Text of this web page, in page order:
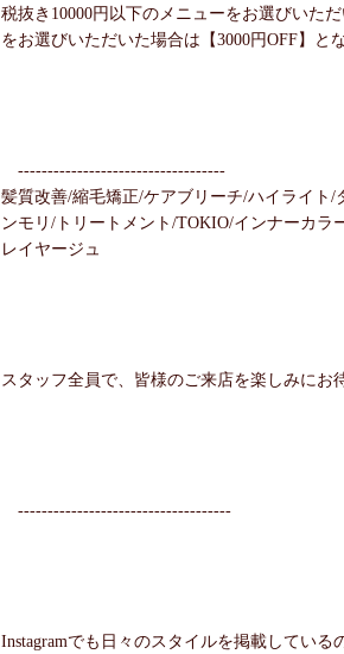
税抜き10000円以下のメニューをお選びいた
をお選びいただいた場合は【3000円OFF】と
-----------------------------------
髪質改善/縮毛矯正/ケアブリーチ/ハイライト
ンモリ/トリートメント/TOKIO/インナーカ
レイヤージュ
スタッフ全員で、皆様のご来店を楽しみにお
------------------------------------
Instagramでも日々のスタイルを掲載している